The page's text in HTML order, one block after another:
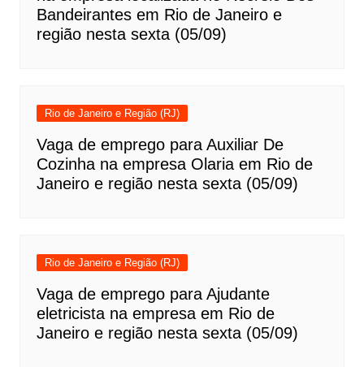
Bandeirantes em Rio de Janeiro e
região nesta sexta (05/09)
Rio de Janeiro e Região (RJ)
Vaga de emprego para Auxiliar De
Cozinha na empresa Olaria em Rio de
Janeiro e região nesta sexta (05/09)
Rio de Janeiro e Região (RJ)
Vaga de emprego para Ajudante
eletricista na empresa em Rio de
Janeiro e região nesta sexta (05/09)